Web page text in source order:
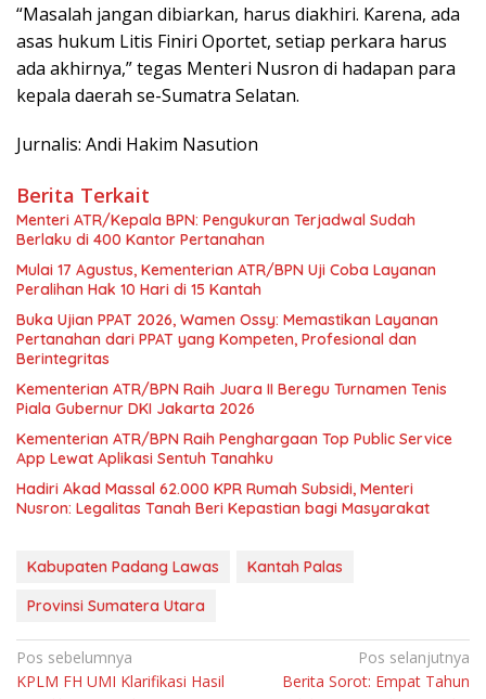
“Masalah jangan dibiarkan, harus diakhiri. Karena, ada
asas hukum Litis Finiri Oportet, setiap perkara harus
ada akhirnya,” tegas Menteri Nusron di hadapan para
kepala daerah se-Sumatra Selatan.
Jurnalis: Andi Hakim Nasution
Berita Terkait
Menteri ATR/Kepala BPN: Pengukuran Terjadwal Sudah
Berlaku di 400 Kantor Pertanahan
Mulai 17 Agustus, Kementerian ATR/BPN Uji Coba Layanan
Peralihan Hak 10 Hari di 15 Kantah
Buka Ujian PPAT 2026, Wamen Ossy: Memastikan Layanan
Pertanahan dari PPAT yang Kompeten, Profesional dan
Berintegritas
Kementerian ATR/BPN Raih Juara II Beregu Turnamen Tenis
Piala Gubernur DKI Jakarta 2026
Kementerian ATR/BPN Raih Penghargaan Top Public Service
App Lewat Aplikasi Sentuh Tanahku
Hadiri Akad Massal 62.000 KPR Rumah Subsidi, Menteri
Nusron: Legalitas Tanah Beri Kepastian bagi Masyarakat
Kabupaten Padang Lawas
Kantah Palas
Provinsi Sumatera Utara
Navigasi
pos
Pos sebelumnya
KPLM FH UMI Klarifikasi Hasil
Pos selanjutnya
Berita Sorot: Empat Tahun